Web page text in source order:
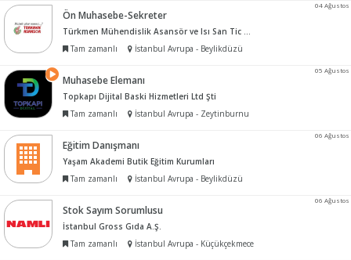
04 Ağustos
Ön Muhasebe-Sekreter
Türkmen Mühendislik Asansör ve Isı San Tic Ltd Şti
Tam zamanlı
İstanbul Avrupa - Beylikdüzü
05 Ağustos
Muhasebe Elemanı
Topkapı Dijital Baski Hizmetleri Ltd Şti
Tam zamanlı
İstanbul Avrupa - Zeytinburnu
06 Ağustos
Eğitim Danışmanı
Yaşam Akademi Butik Eğitim Kurumları
Tam zamanlı
İstanbul Avrupa - Beylikdüzü
06 Ağustos
Stok Sayım Sorumlusu
İstanbul Gross Gıda A.Ş.
Tam zamanlı
İstanbul Avrupa - Küçükçekmece